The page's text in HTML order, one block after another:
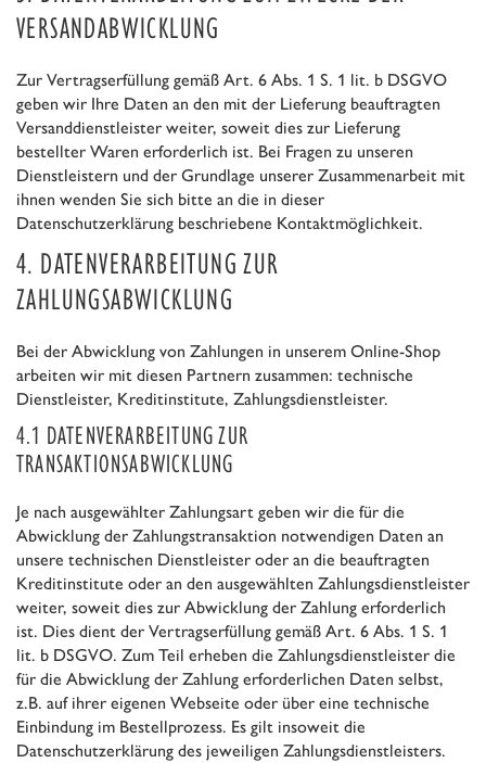
VERSANDABWICKLUNG
Zur Vertragserfüllung gemäß Art. 6 Abs. 1 S. 1 lit. b DSGVO
geben wir Ihre Daten an den mit der Lieferung beauftragten
Versanddienstleister weiter, soweit dies zur Lieferung
bestellter Waren erforderlich ist. Bei Fragen zu unseren
Dienstleistern und der Grundlage unserer Zusammenarbeit mit
ihnen wenden Sie sich bitte an die in dieser
Datenschutzerklärung beschriebene Kontaktmöglichkeit.
4. DATENVERARBEITUNG ZUR
ZAHLUNGSABWICKLUNG
Bei der Abwicklung von Zahlungen in unserem Online-Shop
arbeiten wir mit diesen Partnern zusammen: technische
Dienstleister, Kreditinstitute, Zahlungsdienstleister.
4.1 DATENVERARBEITUNG ZUR
TRANSAKTIONSABWICKLUNG
Je nach ausgewählter Zahlungsart geben wir die für die
Abwicklung der Zahlungstransaktion notwendigen Daten an
unsere technischen Dienstleister oder an die beauftragten
Kreditinstitute oder an den ausgewählten Zahlungsdienstleister
weiter, soweit dies zur Abwicklung der Zahlung erforderlich
ist. Dies dient der Vertragserfüllung gemäß Art. 6 Abs. 1 S. 1
lit. b DSGVO. Zum Teil erheben die Zahlungsdienstleister die
für die Abwicklung der Zahlung erforderlichen Daten selbst,
z.B. auf ihrer eigenen Webseite oder über eine technische
Einbindung im Bestellprozess. Es gilt insoweit die
Datenschutzerklärung des jeweiligen Zahlungsdienstleisters.